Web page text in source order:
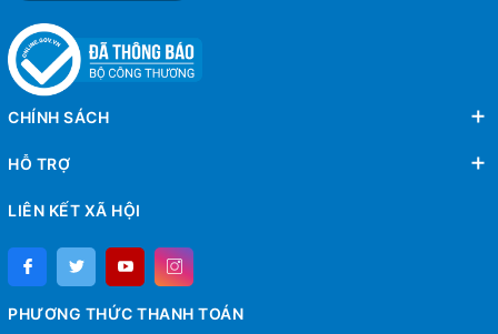
CHÍNH SÁCH
HỖ TRỢ
LIÊN KẾT XÃ HỘI
PHƯƠNG THỨC THANH TOÁN